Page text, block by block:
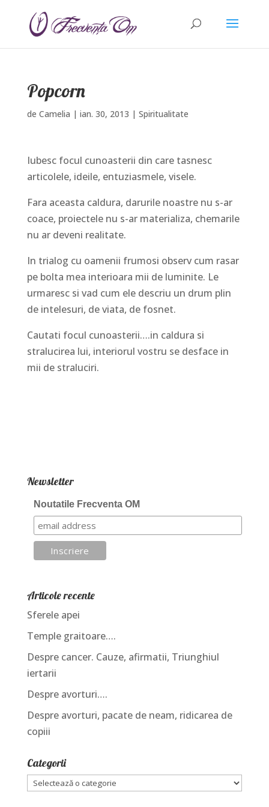
Popcorn
de Camelia | ian. 30, 2013 | Spiritualitate
Iubesc focul cunoasterii din care tasnesc
articolele, ideile, entuziasmele, visele.
Fara aceasta caldura, darurile noastre nu s-ar
coace, proiectele nu s-ar materializa, chemarile
nu ar deveni realitate.
In trialog cu oamenii frumosi observ cum rasar
pe bolta mea interioara mii de luminite. Le
urmaresc si vad cum ele descriu un drum plin
de intelesuri, de viata, de fosnet.
Cautati focul cunoasterii….in caldura si
stralucirea lui, interiorul vostru se desface in
mii de straluciri.
Newsletter
Noutatile Frecventa OM
Articole recente
Sferele apei
Temple graitoare….
Despre cancer. Cauze, afirmatii, Triunghiul
iertarii
Despre avorturi….
Despre avorturi, pacate de neam, ridicarea de
copiii
Categorii
Categorii